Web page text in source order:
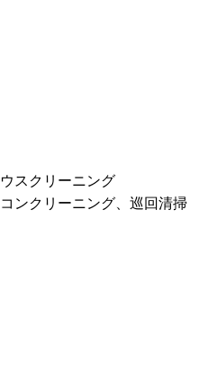
スクリーニング
ンクリーニング、巡回清掃